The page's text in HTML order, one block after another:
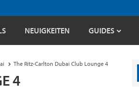
NEUIGKEITEN GUIDES
The Ritz-Carlton Dubai Club Lounge 4
4